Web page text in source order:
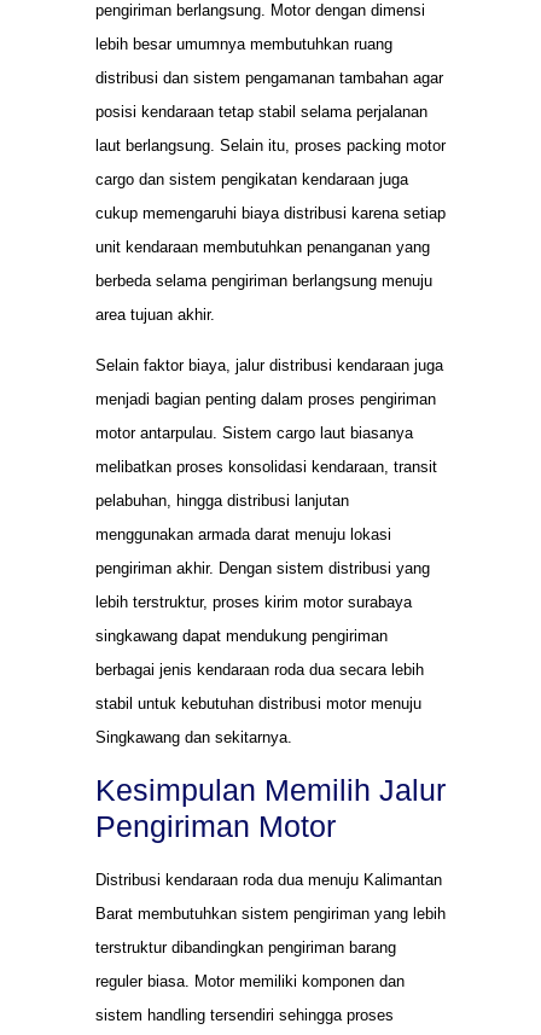
pengiriman berlangsung. Motor dengan dimensi
lebih besar umumnya membutuhkan ruang
distribusi dan sistem pengamanan tambahan agar
posisi kendaraan tetap stabil selama perjalanan
laut berlangsung. Selain itu, proses packing motor
cargo dan sistem pengikatan kendaraan juga
cukup memengaruhi biaya distribusi karena setiap
unit kendaraan membutuhkan penanganan yang
berbeda selama pengiriman berlangsung menuju
area tujuan akhir.
Selain faktor biaya, jalur distribusi kendaraan juga
menjadi bagian penting dalam proses pengiriman
motor antarpulau. Sistem cargo laut biasanya
melibatkan proses konsolidasi kendaraan, transit
pelabuhan, hingga distribusi lanjutan
menggunakan armada darat menuju lokasi
pengiriman akhir. Dengan sistem distribusi yang
lebih terstruktur, proses kirim motor surabaya
singkawang dapat mendukung pengiriman
berbagai jenis kendaraan roda dua secara lebih
stabil untuk kebutuhan distribusi motor menuju
Singkawang dan sekitarnya.
Kesimpulan Memilih Jalur
Pengiriman Motor
Distribusi kendaraan roda dua menuju Kalimantan
Barat membutuhkan sistem pengiriman yang lebih
terstruktur dibandingkan pengiriman barang
reguler biasa. Motor memiliki komponen dan
sistem handling tersendiri sehingga proses